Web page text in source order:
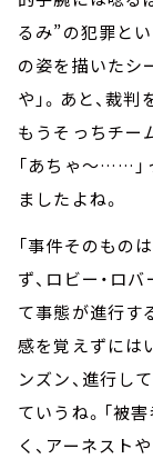
るみ”の犯罪と
の姿を描いたシ
や」。あと、裁
もうそっちチー
「あちゃ～……」
ましたよね。
「事件そのもの
ず、ロビー・ロ
て事態が進行す
感を覚えずには
ンズン、進行し
ていうね。「被
く、アーネスト